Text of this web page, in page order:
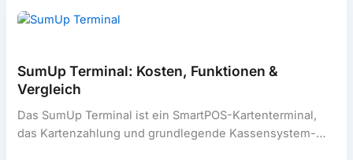
Gastro
SumUp Terminal: Kosten, Funktionen &
Vergleich
Das SumUp Terminal ist ein SmartPOS-Kartenterminal,
das Kartenzahlung und grundlegende Kassensystem-